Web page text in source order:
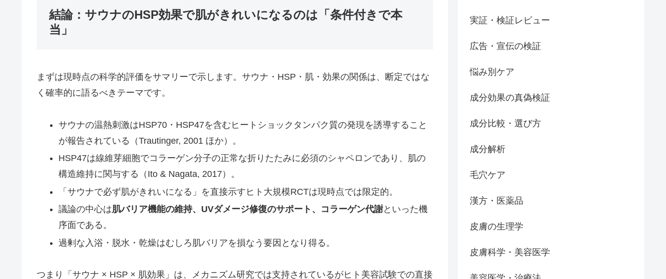
結論：サウナのHSP効果で肌がきれいになるのは「条件付きで本
当」
まずは現時点の科学的評価をサマリーで示します。サウナ・HSP・肌・効果の関係は、断定ではな
く確率的に語るべきテーマです。
サウナの温熱刺激はHSP70・HSP47を含むヒートショックタンパク質の発現を誘導すること
が報告されている（Trautinger, 2001 ほか）。
HSP47は線維芽細胞でコラーゲン分子の正常な折りたたみに必須のシャペロンであり、肌の
構造維持に関与する（Ito & Nagata, 2017）。
「サウナで必ず肌がきれいになる」を直接示すヒト大規模RCTは現時点では限定的。
議論の中心は肌バリア機能の維持、UVダメージ修復のサポート、コラーゲン代謝といった機
序面である。
過剰な入浴・脱水・乾燥はむしろ肌バリアを損なう要因となり得る。
つまり「サウナ × HSP × 肌効果」は、メカニズム研究では支持されているがヒト美容試験での直接
実証・検証レビュー
広告・宣伝の検証
悩み別ケア
成分効果の真偽検証
成分比較・選び方
成分解析
毛穴ケア
漢方・医薬品
皮膚の生理学
皮膚科学・美容医学